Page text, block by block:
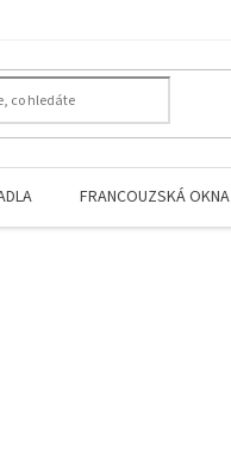
FRANCOUZSKÁ OKNA